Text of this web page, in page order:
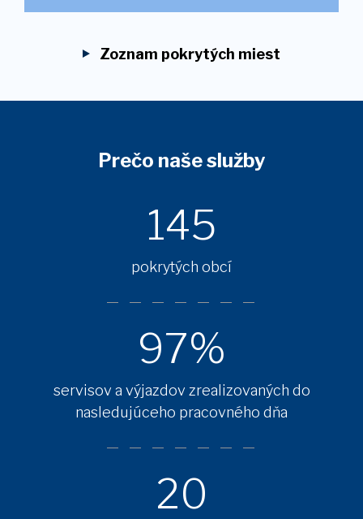
Zoznam pokrytých miest
Prečo naše služby
145
pokrytých obcí
97%
servisov a výjazdov zrealizovaných do
nasledujúceho pracovného dňa
20